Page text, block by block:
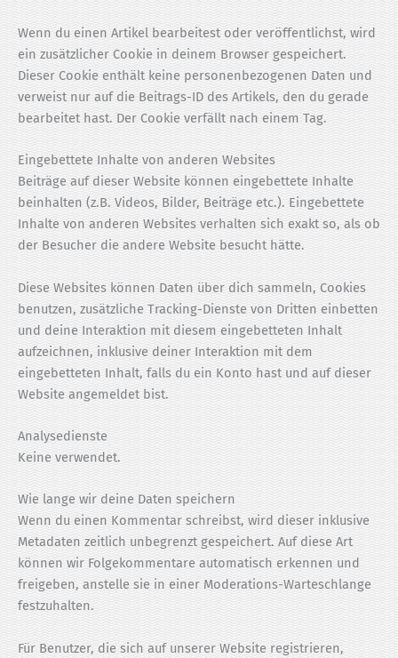
Wenn du einen Artikel bearbeitest oder veröffentlichst, wird
ein zusätzlicher Cookie in deinem Browser gespeichert.
Dieser Cookie enthält keine personenbezogenen Daten und
verweist nur auf die Beitrags-ID des Artikels, den du gerade
bearbeitet hast. Der Cookie verfällt nach einem Tag.
Eingebettete Inhalte von anderen Websites
Beiträge auf dieser Website können eingebettete Inhalte
beinhalten (z.B. Videos, Bilder, Beiträge etc.). Eingebettete
Inhalte von anderen Websites verhalten sich exakt so, als ob
der Besucher die andere Website besucht hätte.
Diese Websites können Daten über dich sammeln, Cookies
benutzen, zusätzliche Tracking-Dienste von Dritten einbetten
und deine Interaktion mit diesem eingebetteten Inhalt
aufzeichnen, inklusive deiner Interaktion mit dem
eingebetteten Inhalt, falls du ein Konto hast und auf dieser
Website angemeldet bist.
Analysedienste
Keine verwendet.
Wie lange wir deine Daten speichern
Wenn du einen Kommentar schreibst, wird dieser inklusive
Metadaten zeitlich unbegrenzt gespeichert. Auf diese Art
können wir Folgekommentare automatisch erkennen und
freigeben, anstelle sie in einer Moderations-Warteschlange
festzuhalten.
Für Benutzer, die sich auf unserer Website registrieren,